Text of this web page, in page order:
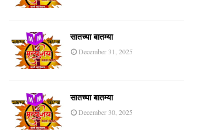
सातच्या बातम्या
December 31, 2025
सातच्या बातम्या
December 30, 2025